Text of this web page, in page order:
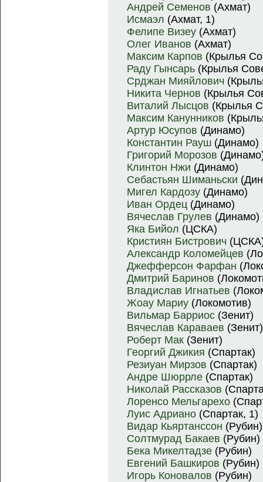
Андрей Семенов (Ахмат)
Исмаэл (Ахмат, 1)
Фелипе Визеу (Ахмат)
Олег Иванов (Ахмат)
Максим Карпов (Крылья
Раду Гынсарь (Крылья
Срджан Мияйлович
Никита Чернов (Крылья
Виталий Лысцов (Крылья
Максим Канунников
Артур Юсупов (Динамо)
Константин Рауш (Динамо)
Григорий Морозов
Клинтон Нжи (Динамо)
Себастьян Шиманьски
Мигел Кардозу (Динамо)
Иван Ордец (Динамо)
Вячеслав Грулев (Динамо)
Яка Бийол (ЦСКА)
Кристиян Бистрович
Александр Коломейцев
Джефферсон Фарфан
Дмитрий Баринов
Владислав Игнатьев
Жоау Мариу (Локомотив)
Вильмар Барриос (Зенит)
Вячеслав Караваев (Зенит)
Роберт Мак (Зенит)
Георгий Джикия (Спартак)
Резиуан Мирзов (Спартак)
Андре Шюррле (Спартак)
Николай Рассказов
Лоренсо Мельгарехо
Луис Адриано (Спартак, 1)
Видар Кьяртанссон (Рубин)
Солтмурад Бакаев (Рубин)
Бека Микелтадзе (Рубин)
Евгений Башкиров (Рубин)
Игорь Коновалов (Рубин)